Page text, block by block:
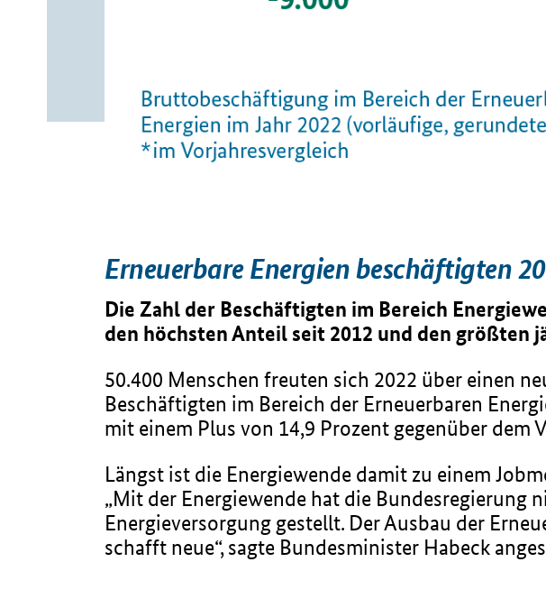
Erneuerbare Energien beschäftigten
Die Zahl der Beschäftigten im Bereich
den höchsten Anteil seit 2012 und den größten
50.400 Menschen freuten sich 2022 über einen
Beschäftigten im Bereich der Erneuerbaren
mit einem Plus von 14,9 Prozent gegenüber dem
Längst ist die Energiewende damit zu einem
„Mit der Energiewende hat die Bundesregierung
Energieversorgung gestellt. Der Ausbau der
schafft neue“, sagte Bundesminister Habeck